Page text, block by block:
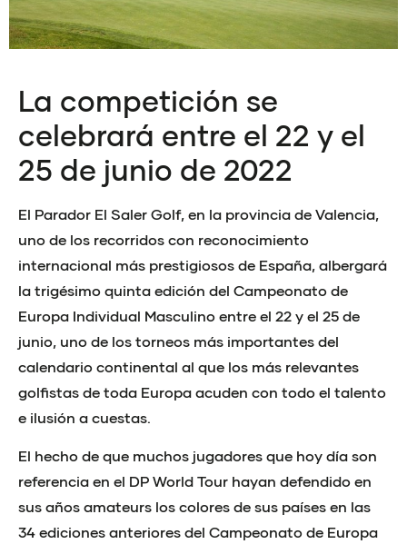
La competición se
celebrará entre el 22 y el
25 de junio de 2022
El Parador El Saler Golf, en la provincia de Valencia,
uno de los recorridos con reconocimiento
internacional más prestigiosos de España, albergará
la trigésimo quinta edición del Campeonato de
Europa Individual Masculino entre el 22 y el 25 de
junio, uno de los torneos más importantes del
calendario continental al que los más relevantes
golfistas de toda Europa acuden con todo el talento
e ilusión a cuestas.
El hecho de que muchos jugadores que hoy día son
referencia en el DP World Tour hayan defendido en
sus años amateurs los colores de sus países en las
34 ediciones anteriores del Campeonato de Europa